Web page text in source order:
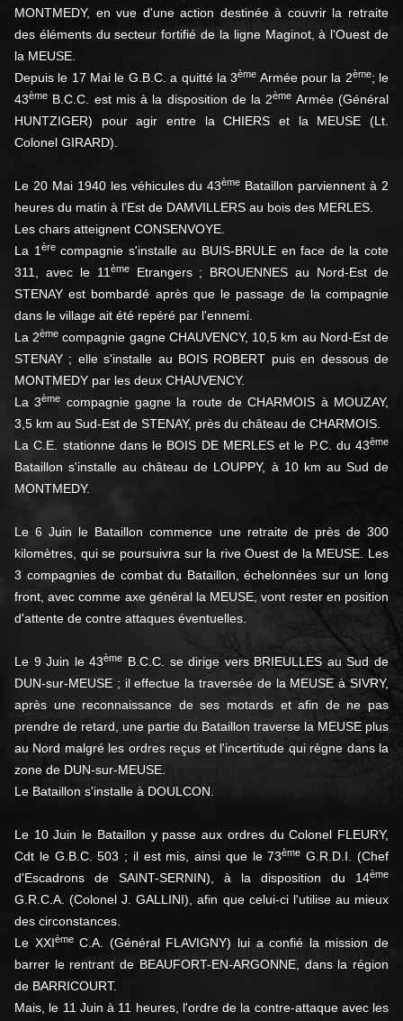
MONTMEDY, en vue d'une action destinée à couvrir la retraite
des éléments du secteur fortifié de la ligne Maginot, à l'Ouest de
la MEUSE.
Depuis le 17 Mai le G.B.C. a quitté la 3ème Armée pour la 2ème; le
43ème B.C.C. est mis à la disposition de la 2ème Armée (Général
HUNTZIGER) pour agir entre la CHIERS et la MEUSE (Lt.
Colonel GIRARD).
Le 20 Mai 1940 les véhicules du 43ème Bataillon parviennent à 2
heures du matin à l'Est de DAMVILLERS au bois des MERLES.
Les chars atteignent CONSENVOYE.
La 1 èrecompagnie s'installe au BUIS-BRULE en face de la cote
311, avec le 11 èmeEtrangers ; BROUENNES au Nord-Est de
STENAY est bombardé après que le passage de la compagnie
dans le village ait été repéré par l'ennemi.
La 2ème compagnie gagne CHAUVENCY, 10,5 km au Nord-Est de
STENAY ; elle s'installe au BOIS ROBERT puis en dessous de
MONTMEDY par les deux CHAUVENCY.
La 3ème compagnie gagne la route de CHARMOIS à MOUZAY,
3,5 km au Sud-Est de STENAY, près du château de CHARMOIS.
La C.E. stationne dans le BOIS DE MERLES et le P.C. du 43ème
Bataillon s'installe au château de LOUPPY, à 10 km au Sud de
MONTMEDY.
Le 6 Juin le Bataillon commence une retraite de près de 300
kilomètres, qui se poursuivra sur la rive Ouest de la MEUSE. Les
3 compagnies de combat du Bataillon, échelonnées sur un long
front, avec comme axe général la MEUSE, vont rester en position
d'attente de contre­ attaques éventuelles.
Le 9 Juin le 43ème B.C.C. se dirige vers BRIEULLES au Sud de
DUN-sur-MEUSE ; il effectue la traversée de la MEUSE à SIVRY,
après une reconnais­sance de ses motards et afin de ne pas
prendre de retard, une partie du Bataillon traverse la MEUSE plus
au Nord malgré les or­dres reçus et l'incertitude qui règne dans la
zone de DUN-sur-MEUSE.
Le Bataillon s'installe à DOULCON.
Le 10 Juin le Bataillon y passe aux ordres du Colonel FLEURY,
Cdt le G.B.C. 503 ; il est mis, ainsi que le 73ème G.R.D.I. (Chef
d'Escadrons de SAINT-SERNIN), à la disposition du 14ème
G.R.C.A. (Colonel J. GALLINI), afin que celui-ci l'utilise au mieux
des circonstances.
Le XXIèmeC.A. (Général FLAVIGNY) lui a confié la mission de
bar­rer le rentrant de BEAUFORT-EN-ARGONNE, dans la région
de BARRICOURT.
Mais, le 11 Juin à 11 heures, l'ordre de la contre-attaque avec les